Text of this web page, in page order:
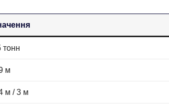
тонн
м
м / 3 м